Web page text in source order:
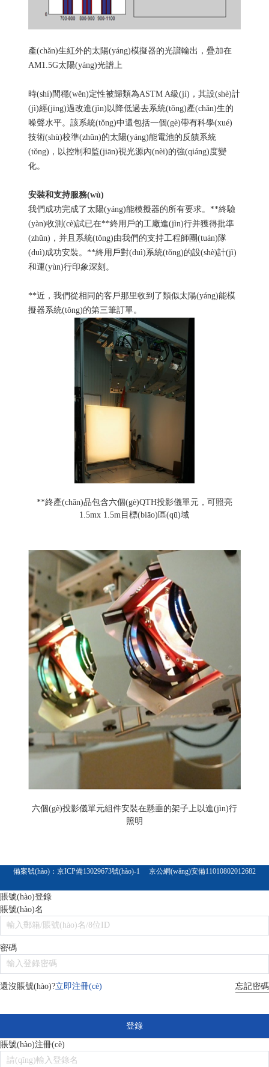
產(chǎn)生紅外的太陽(yáng)模擬器的光譜輸出，疊加在
AM1.5G太陽(yáng)光譜上
時(shí)間穩(wěn)定性被歸類為ASTM A級(jí)，其設(shè)計
(jì)經(jīng)過改進(jìn)以降低過去系統(tǒng)產(chǎn)生的
噪聲水平。該系統(tǒng)中還包括一個(gè)帶有科學(xué)
技術(shù)校準(zhǔn)的太陽(yáng)能電池的反饋系統
(tǒng)，以控制和監(jiān)視光源內(nèi)的強(qiáng)度變
化。
安裝和支持服務(wù)
我們成功完成了太陽(yáng)能模擬器的所有要求。**終驗
(yàn)收測(cè)試已在**終用戶的工廠進(jìn)行并獲得批準
(zhǔn)，并且系統(tǒng)由我們的支持工程師團(tuán)隊
(duì)成功安裝。**終用戶對(duì)系統(tǒng)的設(shè)計(jì)
和運(yùn)行印象深刻。
**近，我們從相同的客戶那里收到了類似太陽(yáng)能模
擬器系統(tǒng)的第三筆訂單。
**終產(chǎn)品包含六個(gè)QTH投影儀單元，可照亮
1.5mx 1.5m目標(biāo)區(qū)域
六個(gè)投影儀單元組件安裝在懸垂的架子上以進(jìn)行
照明
備案號(hào)： 京ICP備13029673號(hào)-1 京公網(wǎng)安備11010802012682
賬號(hào)登錄
賬號(hào)名
密碼
還沒賬號(hào)?立即注冊(cè) 忘記密碼
登錄
賬號(hào)注冊(cè)